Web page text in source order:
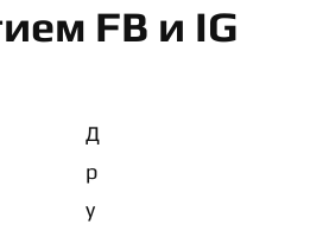
FB и IG
Д
р
у